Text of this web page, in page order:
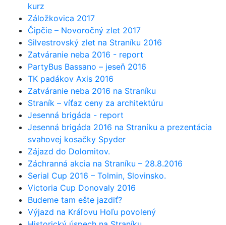
kurz
Záložkovica 2017
Čipčie – Novoročný zlet 2017
Silvestrovský zlet na Straníku 2016
Zatváranie neba 2016 - report
PartyBus Bassano – jeseň 2016
TK padákov Axis 2016
Zatváranie neba 2016 na Straníku
Straník – víťaz ceny za architektúru
Jesenná brigáda - report
Jesenná brigáda 2016 na Straníku a prezentácia
svahovej kosačky Spyder
Zájazd do Dolomitov.
Záchranná akcia na Straníku – 28.8.2016
Serial Cup 2016 – Tolmin, Slovinsko.
Victoria Cup Donovaly 2016
Budeme tam ešte jazdiť?
Výjazd na Kráľovu Hoľu povolený